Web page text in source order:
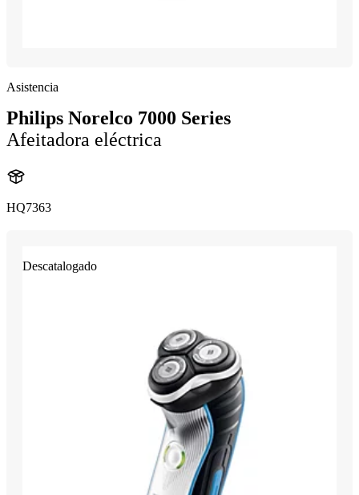
Asistencia
Philips Norelco 7000 Series
Afeitadora eléctrica
HQ7363
Descatalogado